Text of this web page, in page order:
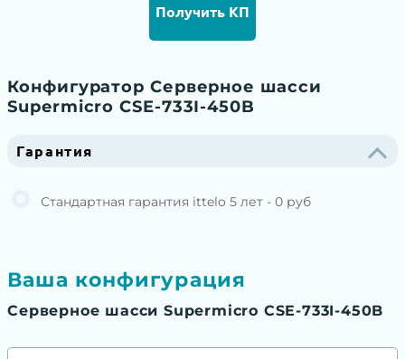
Получить КП
Конфигуратор Серверное шасси
Supermicro CSE-733I-450B
Гарантия
Стандартная гарантия ittelo 5 лет - 0 руб
Ваша конфигурация
Серверное шасси Supermicro CSE-733I-450B